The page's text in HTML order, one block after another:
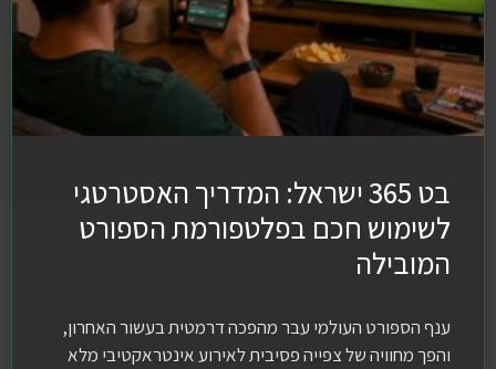
בט 365 ישראל: המדריך האסטרטגי
לשימוש חכם בפלטפורמת הספורט
המובילה
ענף הספורט העולמי עבר מהפכה דרמטית בעשור האחרון,
והפך מחוויה של צפייה פסיבית לאירוע אינטראקטיבי מלא